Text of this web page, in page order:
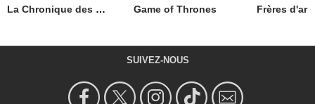
La Chronique des Bridgerton Game of Thrones Frères
SUIVEZ-NOUS